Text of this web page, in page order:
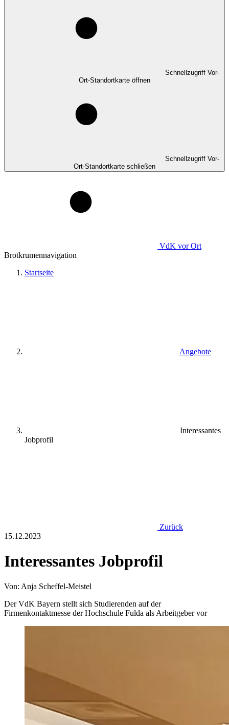
Schnellzugriff Vor-
Ort-Standortkarte öffnen
Schnellzugriff Vor-
Ort-Standortkarte schließen
VdK vor Ort
Brotkrumennavigation
Startseite
Angebote
Interessantes
Jobprofil
Zurück
15.12.2023
Interessantes Jobprofil
Von: Anja Scheffel-Meistel
Der VdK Bayern stellt sich Studierenden auf der
Firmenkontaktmesse der Hochschule Fulda als Arbeitgeber vor